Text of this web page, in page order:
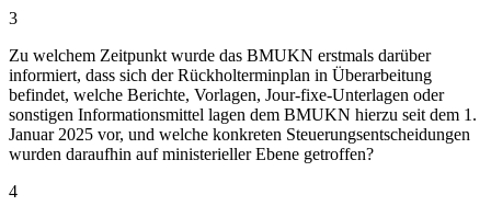
3
Zu welchem Zeitpunkt wurde das BMUKN erstmals darüber
informiert, dass sich der Rückholterminplan in Überarbeitung
befindet, welche Berichte, Vorlagen, Jour-fixe-Unterlagen oder
sonstigen Informationsmittel lagen dem BMUKN hierzu seit dem 1.
Januar 2025 vor, und welche konkreten Steuerungsentscheidungen
wurden daraufhin auf ministerieller Ebene getroffen?
4